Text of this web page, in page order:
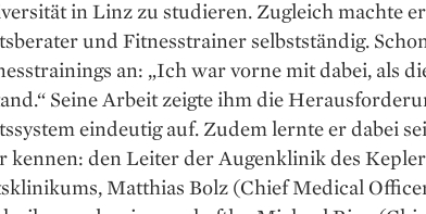
in Linz zu studieren. Zugleich machte
und Fitnesstrainer selbstständig.
an: „Ich war vorne mit dabei, als
Seine Arbeit zeigte ihm die
eindeutig auf. Zudem lernte er dabei
kennen: den Leiter der Augenklinik des Kepler
­Matthias Bolz (Chief Medical